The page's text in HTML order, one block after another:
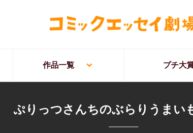
作品一覧 プチ大
ぷりっつさんちのぶらりうまい